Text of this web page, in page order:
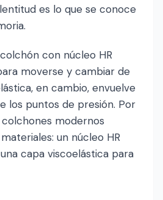
es lo que se conoce
con núcleo HR
moverse y cambiar de
en cambio, envuelve
los puntos de presión. Por
modernos
un núcleo HR
capa viscoelástica para